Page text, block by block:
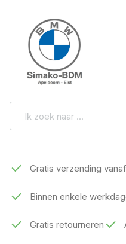
Gratis verzending
Binnen enkele
Gratis retourneren